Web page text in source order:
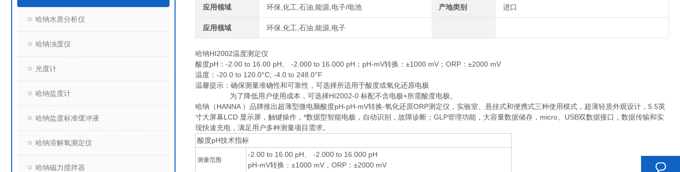
哈纳水质分析仪
哈纳浊度仪
光度计
哈纳盐度计
哈纳盐度标准缓冲液
哈纳溶解氧测定仪
哈纳磁力搅拌器
应用领域 环保,化工,石油,能源,电子/电池 产地类别 进口
应用领域 环保,化工,石油,能源,电子
哈纳HI2002温度测定仪
酸度pH：-2.00 to 16.00 pH、 -2.000 to 16.000 pH；pH-mV转换：±1000 mV；ORP：±2000 mV
温度：-20.0 to 120.0°C; -4.0 to 248.0°F
温馨提示：确保测量准确性和可靠性，可选择所适用于酸度或氧化还原电极
为了降低用户使用成本，可选择HI2002-0 标配不含电极+所需酸度电极。
哈纳（HANNA ）品牌推出超薄型微电脑酸度pH-pH-mV转换-氧化还原ORP测定仪，实验室、悬挂式和便携式三种使用模式，超薄轻质外观设计，5.5英
寸大屏幕LCD 显示屏，触键操作，*数据型智能电极，自动识别，故障诊断；GLP管理功能，大容量数据储存，micro、USB双数据接口，数据传输和实
现快速充电，满足用户多种测量项目需求。
酸度pH技术指标
测量范围
-2.00 to 16.00 pH、 -2.000 to 16.000 pH
pH-mV转换：±1000 mV，ORP：±2000 mV